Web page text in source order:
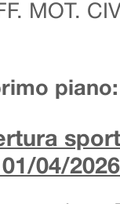
MOT.
piano:
04/2026